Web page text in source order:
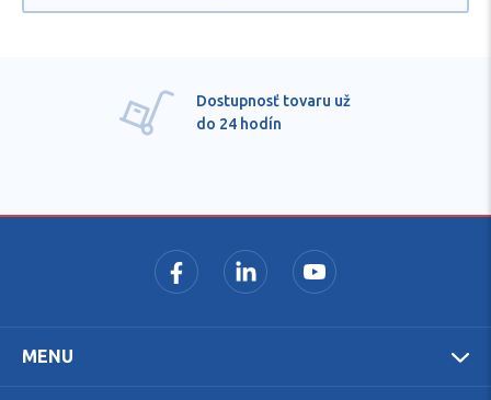
Dostupnosť tovaru už
do 24 hodín
MENU